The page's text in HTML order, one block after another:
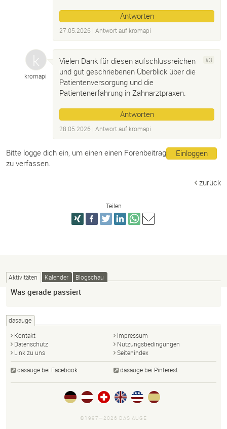
Antworten
27.05.2026 | Antwort auf kromapi
kromapi
#3
Vielen Dank für diesen aufschlussreichen
und gut geschriebenen Überblick über die
Patientenversorgung und die
Patientenerfahrung in Zahnarztpraxen.
Antworten
28.05.2026 | Antwort auf kromapi
Einloggen
Bitte logge dich ein, um einen einen Forenbeitrag
zu verfassen.
zurück
Teilen
Aktivitäten Kalender Blogschau
Was gerade passiert
dasauge
Kontakt
Impressum
Datenschutz
Nutzungsbedingungen
Link zu uns
Seitenindex
dasauge bei Facebook dasauge bei Pinterest
©1997—2026 DAS AUGE